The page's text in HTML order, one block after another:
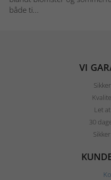
både ti...
VI
Let
30